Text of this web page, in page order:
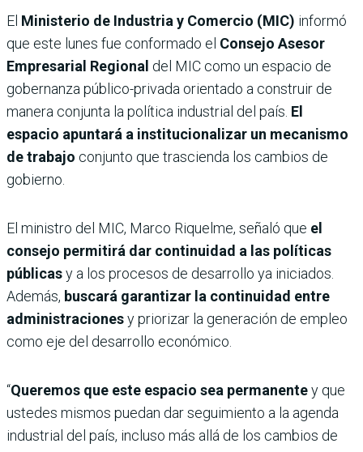
El Ministerio de Industria y Comercio (MIC) informó
que este lunes fue conformado el Consejo Asesor
Empresarial Regional del MIC como un espacio de
gobernanza público-privada orientado a construir de
manera conjunta la política industrial del país. El
espacio apuntará a institucionalizar un mecanismo
de trabajo conjunto que trascienda los cambios de
gobierno.
El ministro del MIC, Marco Riquelme, señaló que el
consejo permitirá dar continuidad a las políticas
públicasy a los procesos de desarrollo ya iniciados.
Además, buscará garantizar la continuidad entre
administracionesy priorizar la generación de empleo
como eje del desarrollo económico.
“Queremos que este espacio sea permanentey que
ustedes mismos puedan dar seguimiento a la agenda
industrial del país, incluso más allá de los cambios de